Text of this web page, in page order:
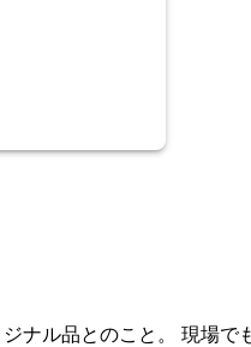
ナル品とのこと。 現場で